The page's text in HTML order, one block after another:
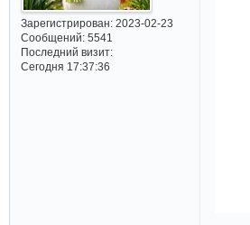
Зарегистрирован: 2023-02-23
Сообщений:5541
Последний визит:
Сегодня 17:37:36